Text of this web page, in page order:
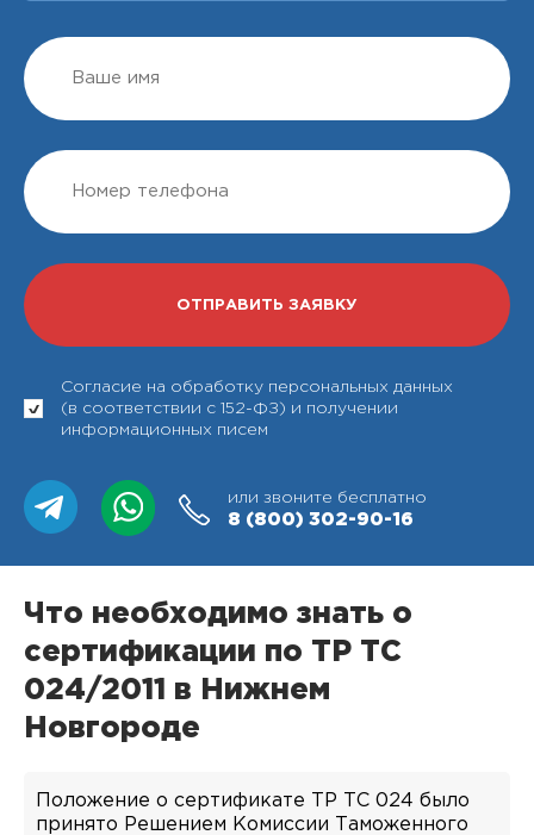
Согласие на обработку персональных данных
(в соответствии с 152-ФЗ) и получении
информационных писем
или звоните бесплатно
8 (800) 302-90-16
Что необходимо знать о
сертификации по ТР ТС
024/2011 в Нижнем
Новгороде
Положение о сертификате ТР ТС 024 было
принято Решением Комиссии Таможенного